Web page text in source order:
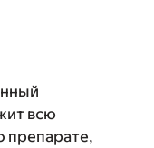
всю